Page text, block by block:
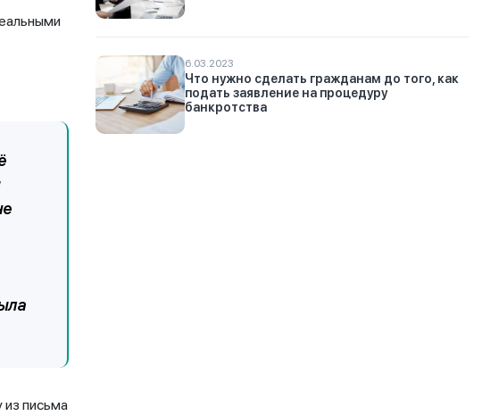
письма
6.03.2023
Что нужно сделать гражданам до того, как
подать заявление на процедуру
банкротства